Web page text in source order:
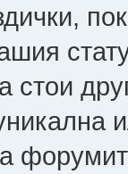
стои